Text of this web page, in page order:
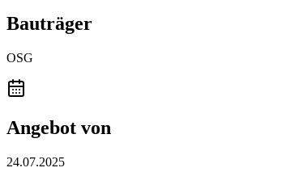
Bauträger
OSG
Angebot von
24.07.2025